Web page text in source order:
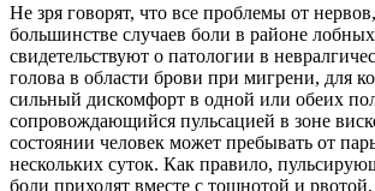
Не зря говорят, что все проблемы от
большинстве случаев боли в районе
свидетельствуют о патологии в
голова в области брови при мигрени, для
сильный дискомфорт в одной или обеих
сопровождающийся пульсацией в зоне
состоянии человек может пребывать от
нескольких суток. Как правило,
боли приходят вместе с тошнотой и